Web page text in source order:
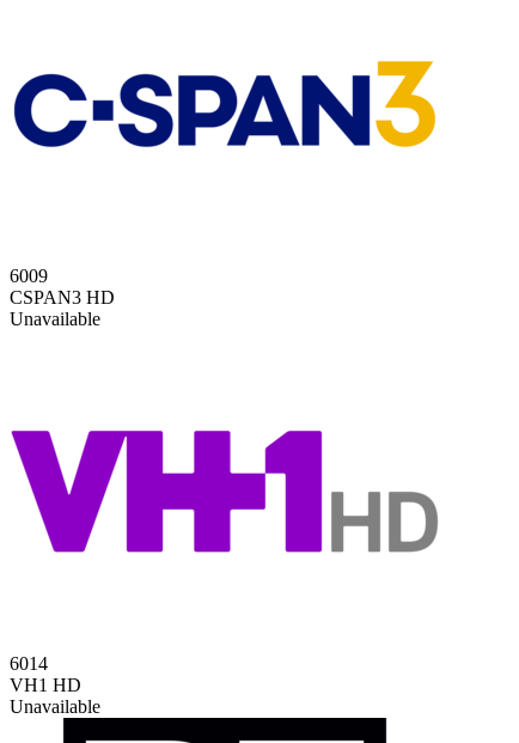
6009
CSPAN3 HD
Unavailable
6014
VH1 HD
Unavailable